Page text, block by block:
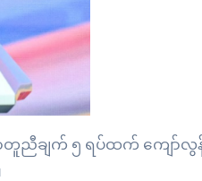
ညီချက် ၅ ရပ်ထက် ကျော်လွ